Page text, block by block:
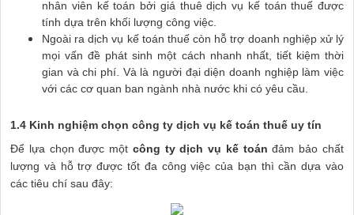
nhân viên kế toán bởi giá thuê dịch vụ kế toán thuế được
tính dựa trên khối lượng công việc.
Ngoài ra dịch vụ kế toán thuế còn hỗ trợ doanh nghiệp xử lý
mọi vấn đề phát sinh một cách nhanh nhất, tiết kiệm thời
gian và chi phí. Và là người đại diện doanh nghiệp làm việc
với các cơ quan ban ngành nhà nước khi có yêu cầu.
1.4 Kinh nghiệm chọn công ty dịch vụ kế toán thuế uy tín
Để lựa chọn được một công ty dịch vụ kế toán đảm bảo chất
lượng và hỗ trợ được tốt đa công việc của bạn thì cần dựa vào
các tiêu chí sau đây: